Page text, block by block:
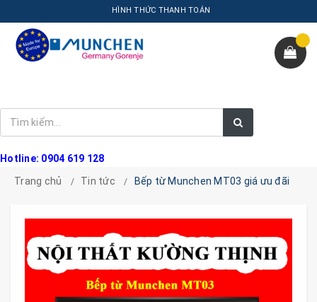
HÌNH THỨC THANH TOÁN
Hotline: 0904 619 128
Trang chủ
Tin tức Bếp từ Munchen MT03 giá ưu đãi